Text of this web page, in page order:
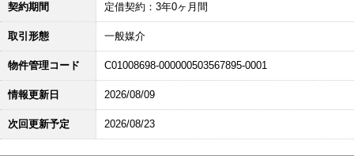
契約期間 定借契約：3年0ヶ月間
取引形態 一般媒介
物件管理コード C01008698-000000503567895-0001
情報更新日 2026/08/09
次回更新予定 2026/08/23